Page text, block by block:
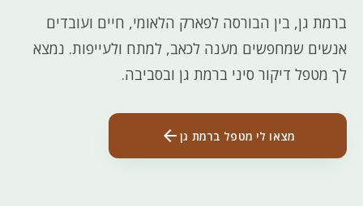
ברמת גן, בין הבורסה לפארק הלאומי, חיים ועובדים
אנשים שמחפשים מענה לכאב, למתח ולעייפות. נמצא
לך מטפל דיקור סיני ברמת גן ובסביבה.
מצאו לי מטפל ברמת גןarrow_back